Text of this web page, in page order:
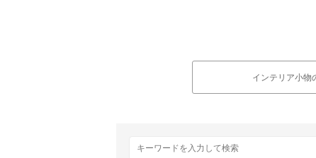
インテリア小物